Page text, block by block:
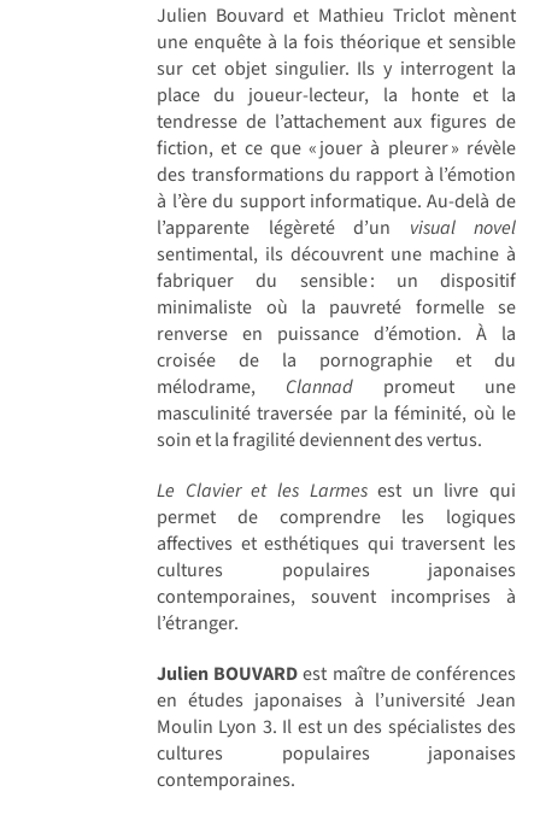
Julien Bouvard et Mathieu Triclot mènent
une enquête à la fois théorique et sensible
sur cet objet singulier. Ils y interrogent la
place du joueur-lecteur, la honte et la
tendresse de l’attachement aux figures de
fiction, et ce que « jouer à pleurer » révèle
des transformations du rapport à l’émotion
à l’ère du support informatique. Au-delà de
l’apparente légèreté d’un visual novel
sentimental, ils découvrent une machine à
fabriquer du sensible : un dispositif
minimaliste où la pauvreté formelle se
renverse en puissance d’émotion. À la
croisée de la pornographie et du
mélodrame, Clannad promeut une
masculinité traversée par la féminité, où le
soin et la fragilité deviennent des vertus.
Le Clavier et les Larmesest un livre qui
permet de comprendre les logiques
affectives et esthétiques qui traversent les
cultures populaires japonaises
contemporaines, souvent incomprises à
l’étranger.
Julien BOUVARDest maître de conférences
en études japonaises à l’université Jean
Moulin Lyon 3. Il est un des spécialistes des
cultures populaires japonaises
contemporaines.